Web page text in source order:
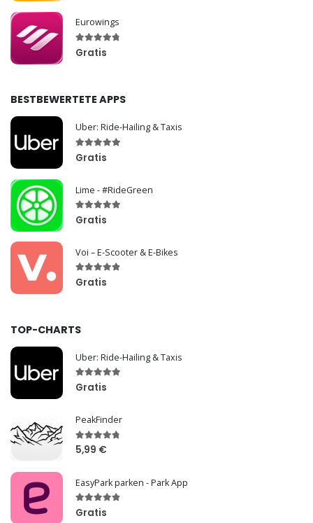
Eurowings
Gratis
BESTBEWERTETE APPS
Uber: Ride-Hailing & Taxis
Gratis
Lime - #RideGreen
Gratis
Voi – E-Scooter & E-Bikes
Gratis
TOP-CHARTS
Uber: Ride-Hailing & Taxis
Gratis
PeakFinder
5,99 €
EasyPark parken - Park App
Gratis